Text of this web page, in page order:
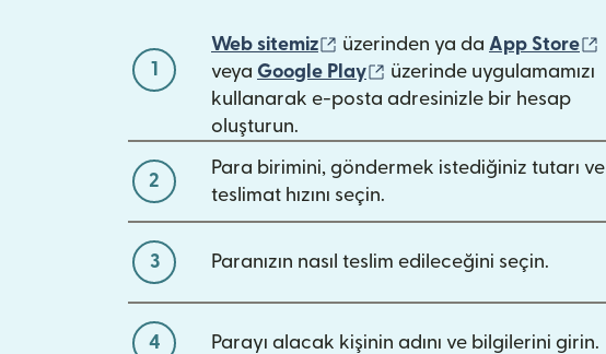
1
Web sitemiz (yeni pencerede açılır)
üzerinden ya da App Store
veya Google Play (yeni pencerede açılır)
üzerinde uygulamamızı
kullanarak e-posta adresinizle bir hesap
oluşturun.
2
Para birimini, göndermek istediğiniz tutarı ve
teslimat hızını seçin.
3 Paranızın nasıl teslim edileceğini seçin.
4 Parayı alacak kişinin adını ve bilgilerini girin.